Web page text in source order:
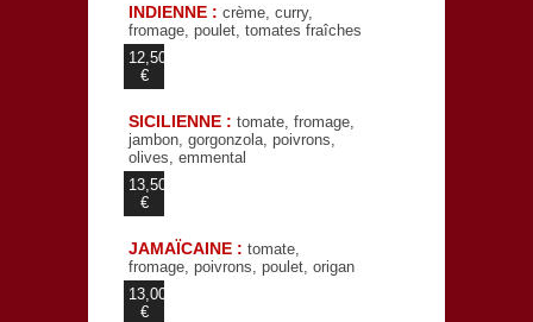
INDIENNE : crème, curry,
fromage, poulet, tomates fraîches
12,50
€
SICILIENNE : tomate, fromage,
jambon, gorgonzola, poivrons,
olives, emmental
13,50
€
JAMAÏCAINE : tomate,
fromage, poivrons, poulet, origan
13,00
€